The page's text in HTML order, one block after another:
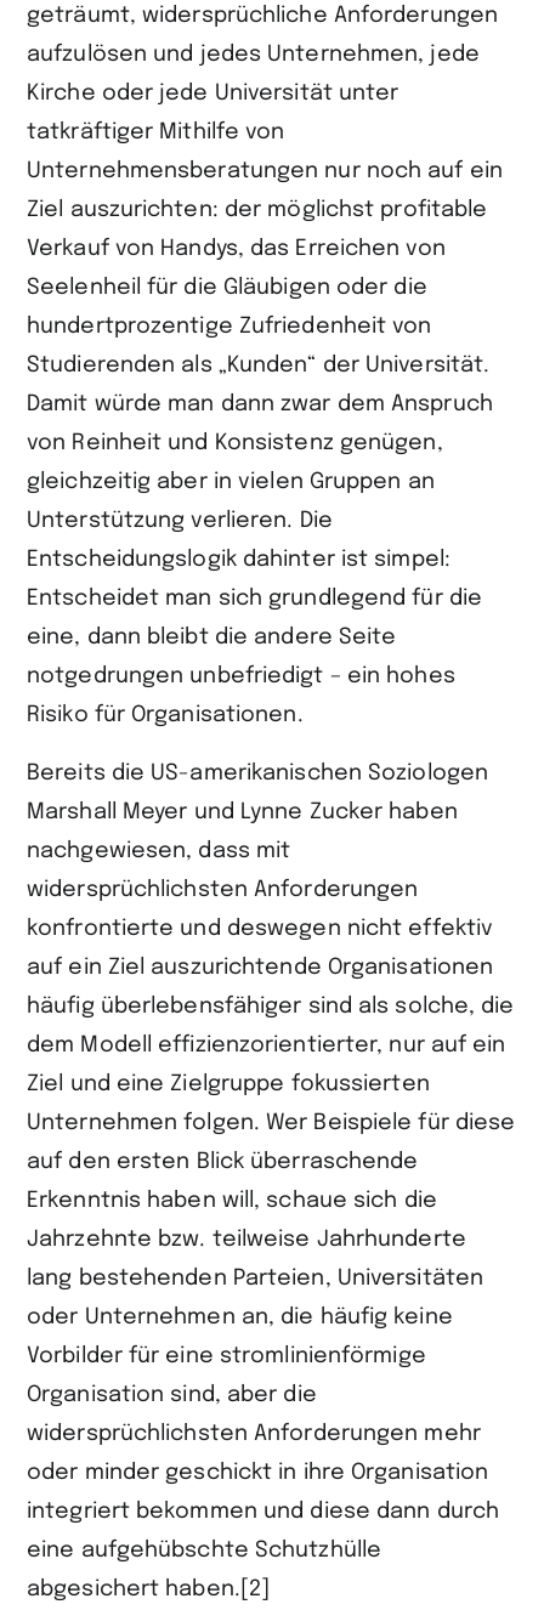
geträumt, widersprüchliche Anforderungen
aufzulösen und jedes Unternehmen, jede
Kirche oder jede Universität unter
tatkräftiger Mithilfe von
Unternehmensberatungen nur noch auf ein
Ziel auszurichten: der möglichst profitable
Verkauf von Handys, das Erreichen von
Seelenheil für die Gläubigen oder die
hundertprozentige Zufriedenheit von
Studierenden als „Kunden“ der Universität.
Damit würde man dann zwar dem Anspruch
von Reinheit und Konsistenz genügen,
gleichzeitig aber in vielen Gruppen an
Unterstützung verlieren. Die
Entscheidungslogik dahinter ist simpel:
Entscheidet man sich grundlegend für die
eine, dann bleibt die andere Seite
notgedrungen unbefriedigt – ein hohes
Risiko für Organisationen.
Bereits die US-amerikanischen Soziologen
Marshall Meyer und Lynne Zucker haben
nachgewiesen, dass mit
widersprüchlichsten Anforderungen
konfrontierte und deswegen nicht effektiv
auf ein Ziel auszurichtende Organisationen
häufig überlebensfähiger sind als solche, die
dem Modell effizienzorientierter, nur auf ein
Ziel und eine Zielgruppe fokussierten
Unternehmen folgen. Wer Beispiele für diese
auf den ersten Blick überraschende
Erkenntnis haben will, schaue sich die
Jahrzehnte bzw. teilweise Jahrhunderte
lang bestehenden Parteien, Universitäten
oder Unternehmen an, die häufig keine
Vorbilder für eine stromlinienförmige
Organisation sind, aber die
widersprüchlichsten Anforderungen mehr
oder minder geschickt in ihre Organisation
integriert bekommen und diese dann durch
eine aufgehübschte Schutzhülle
abgesichert haben.[2]